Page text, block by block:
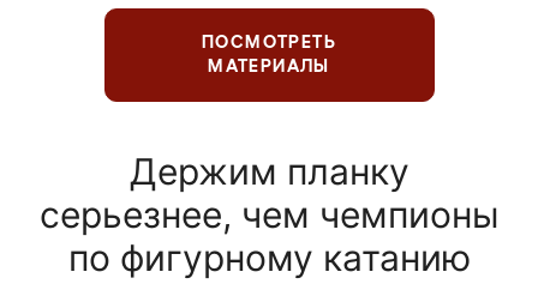
ПОСМОТРЕТЬ
МАТЕРИАЛЫ
Держим планку
серьезнее, чем чемпионы
по фигурному катанию